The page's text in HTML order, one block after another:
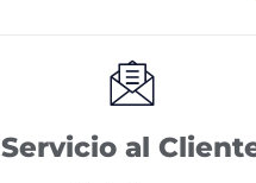
Servicio al